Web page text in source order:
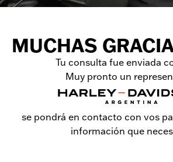
MUCHAS
Tu consulta fue enviada
Muy pronto un
se pondrá en contacto con vos
información que